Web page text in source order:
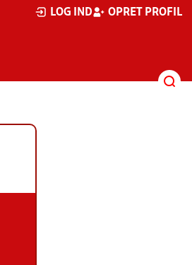
LOG IND OPRET PROFIL